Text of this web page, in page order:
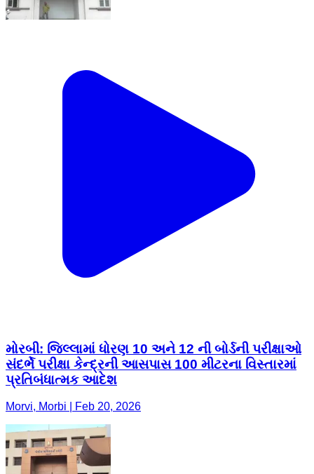
મોરબી: જિલ્લામાં ધોરણ 10 અને 12 ની બોર્ડની પરીક્ષાઓ
સંદર્ભે પરીક્ષા કેન્દ્રની આસપાસ 100 મીટરના વિસ્તારમાં
પ્રતિબંધાત્મક આદેશ
Morvi, Morbi | Feb 20, 2026